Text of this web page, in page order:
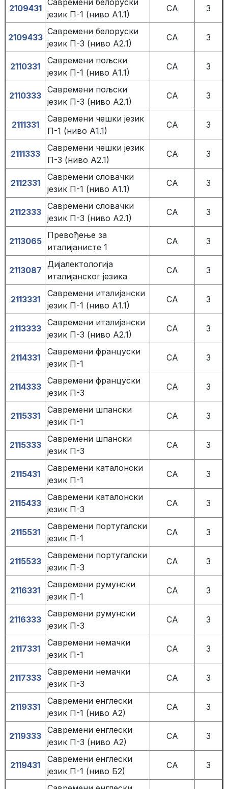
2109431
Савремени белоруски
језик П-1 (ниво А1.1)
СА 3
2109433
Савремени белоруски
језик П-3 (ниво А2.1)
СА 3
2110331
Савремени пољски
језик П-1 (ниво А1.1)
СА 3
2110333
Савремени пољски
језик П-3 (ниво А2.1)
СА 3
2111331
Савремени чешки језик
П-1 (ниво А1.1)
СА 3
2111333
Савремени чешки језик
П-3 (ниво А2.1)
СА 3
2112331
Савремени словачки
језик П-1 (ниво А1.1)
СА 3
2112333
Савремени словачки
језик П-3 (ниво А2.1)
СА 3
2113065
Превођење за
италијанисте 1
СА 3
2113087
Дијалектологија
италијанског језика
СА 3
2113331
Савремени италијански
језик П-1 (ниво А1.1)
СА 3
2113333
Савремени италијански
језик П-3 (ниво А2.1)
СА 3
2114331
Савремени француски
језик П-1
СА 3
2114333
Савремени француски
језик П-3
СА 3
2115331
Савремени шпански
језик П-1
СА 3
2115333
Савремени шпански
језик П-3
СА 3
2115431
Савремени каталонски
језик П-1
СА 3
2115433
Савремени каталонски
језик П-3
СА 3
2115531
Савремени португалски
језик П-1
СА 3
2115533
Савремени португалски
језик П-3
СА 3
2116331
Савремени румунски
језик П-1
СА 3
2116333
Савремени румунски
језик П-3
СА 3
2117331
Савремени немачки
језик П-1
СА 3
2117333
Савремени немачки
језик П-3
СА 3
2119331
Савремени енглески
језик П-1 (ниво А2)
СА 3
2119333
Савремени енглески
језик П-3 (ниво А2)
СА 3
2119431
Савремени енглески
језик П-1 (ниво Б2)
СА 3